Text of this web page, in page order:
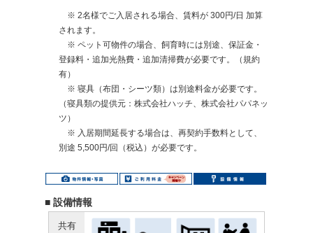
※ 2名様でご入居される場合、賃料が 300円/日 加算
されます。
※ ペット可物件の場合、飼育時には別途、保証金・
登録料・追加光熱費・追加清掃費が必要です。（規約
有）
※ 寝具（布団・シーツ類）は別途料金が必要です。
（寝具類の提供元：株式会社ハッチ、株式会社パパネッ
ツ）
※ 入居期間延長する場合は、再契約手数料として、
別途 5,500円/回（税込）が必要です。
■ 設備情報
共有